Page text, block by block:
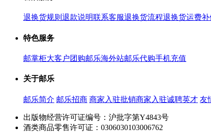
退换货规则 退款说明联系客服退换货流程退换货运费
特色服务
邮掌柜大客户团购邮乐海外站邮乐代购手机充值
关于邮乐
邮乐简介 邮乐招商 商家入驻批销商家入驻诚聘英才 友
出版物经营许可证编号：沪批字第Y4843号
酒类商品零售许可证：0306030103006762